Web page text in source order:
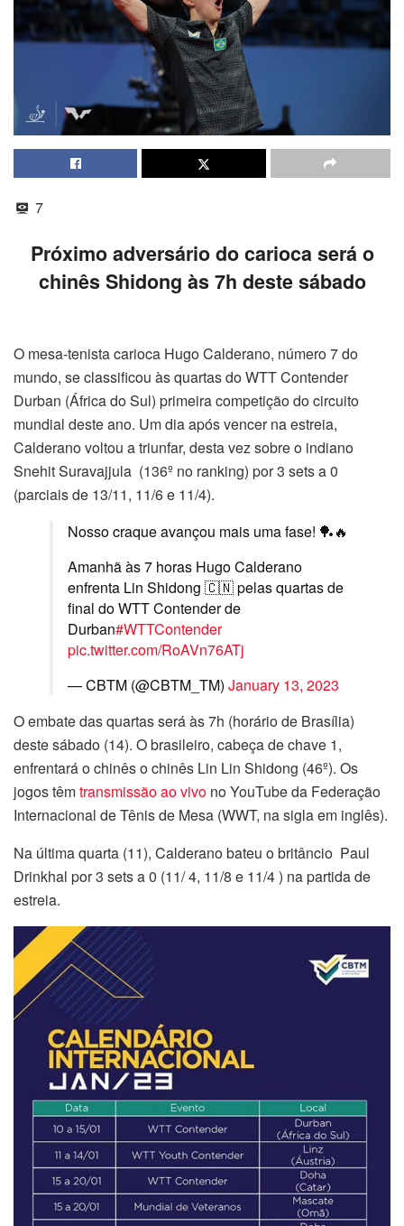
7
Próximo adversário do carioca será o
chinês Shidong às 7h deste sábado
O mesa-tenista carioca Hugo Calderano, número 7 do
mundo, se classificou às quartas do WTT Contender
Durban (África do Sul) primeira competição do circuito
mundial deste ano. Um dia após vencer na estreia,
Calderano voltou a triunfar, desta vez sobre o indiano
Snehit Suravajjula (136º no ranking) por 3 sets a 0
(parciais de 13/11, 11/6 e 11/4).
Nosso craque avançou mais uma fase! 🏓🔥
Amanhã às 7 horas Hugo Calderano
enfrenta Lin Shidong 🇨🇳 pelas quartas de
final do WTT Contender de
Durban#WTTContender
pic.twitter.com/RoAVn76ATj
— CBTM (@CBTM_TM) January 13, 2023
O embate das quartas será às 7h (horário de Brasília)
deste sábado (14). O brasileiro, cabeça de chave 1,
enfrentará o chinês o chinês Lin Lin Shidong (46º). Os
jogos têmtransmissão ao vivo no YouTube da Federação
Internacional de Tênis de Mesa (WWT, na sigla em inglês).
Na última quarta (11), Calderano bateu o britâncio Paul
Drinkhal por 3 sets a 0 (11/ 4, 11/8 e 11/4 ) na partida de
estreia.